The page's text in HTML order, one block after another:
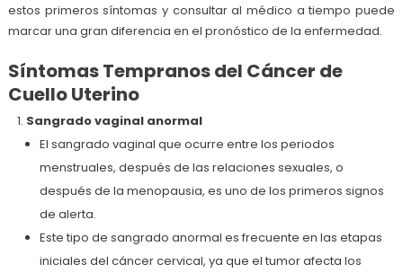
estos primeros síntomas y consultar al médico a tiempo puede
marcar una gran diferencia en el pronóstico de la enfermedad.
Síntomas Tempranos del Cáncer de
Cuello Uterino
Sangrado vaginal anormal
El sangrado vaginal que ocurre entre los periodos
menstruales, después de las relaciones sexuales, o
después de la menopausia, es uno de los primeros signos
de alerta.
Este tipo de sangrado anormal es frecuente en las etapas
iniciales del cáncer cervical, ya que el tumor afecta los